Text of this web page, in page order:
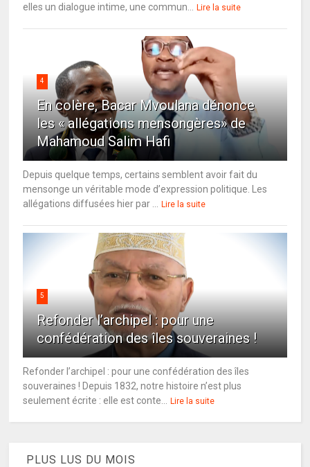
elles un dialogue intime, une commun...
Lire la suite
4
En colère, Bacar Mvoulana dénonce
les « allégations mensongères» de
Mahamoud Salim Hafi
Depuis quelque temps, certains semblent avoir fait du
mensonge un véritable mode d’expression politique. Les
allégations diffusées hier par ...
Lire la suite
5
Refonder l’archipel : pour une
confédération des îles souveraines !
Refonder l’archipel : pour une confédération des îles
souveraines ! Depuis 1832, notre histoire n’est plus
seulement écrite : elle est conte...
Lire la suite
PLUS LUS DU MOIS